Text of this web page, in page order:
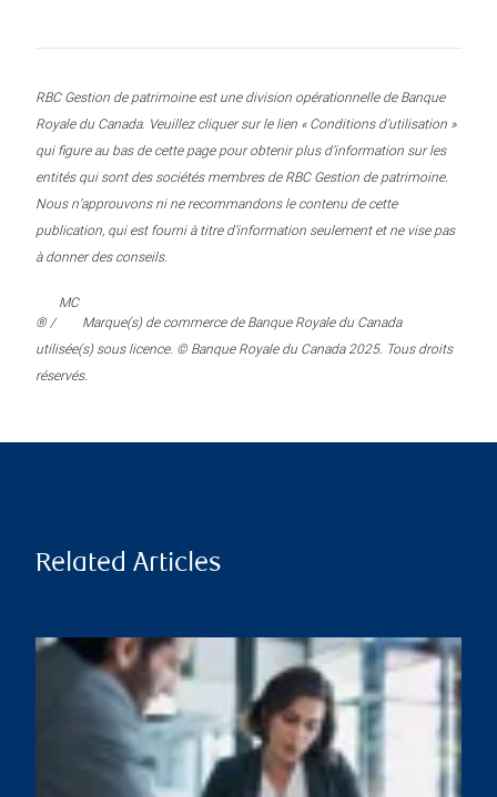
RBC Gestion de patrimoine est une division opérationnelle de Banque
Royale du Canada. Veuillez cliquer sur le lien « Conditions d’utilisation »
qui figure au bas de cette page pour obtenir plus d’information sur les
entités qui sont des sociétés membres de RBC Gestion de patrimoine.
Nous n’approuvons ni ne recommandons le contenu de cette
publication, qui est fourni à titre d’information seulement et ne vise pas
à donner des conseils.
® /
MC
Marque(s) de commerce de Banque Royale du Canada
utilisée(s) sous licence. © Banque Royale du Canada 2025. Tous droits
réservés.
Related Articles